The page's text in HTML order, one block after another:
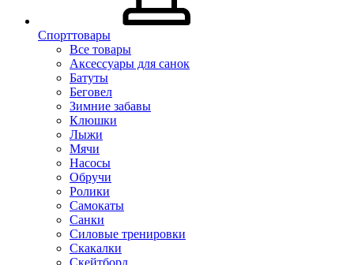
Спорттовары
Все товары
Аксессуары для санок
Батуты
Беговел
Зимние забавы
Клюшки
Лыжи
Мячи
Насосы
Обручи
Ролики
Самокаты
Санки
Силовые тренировки
Скакалки
Скейтборд